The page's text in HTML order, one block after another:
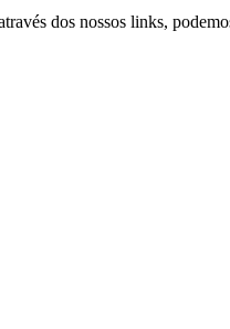
dos nossos links,